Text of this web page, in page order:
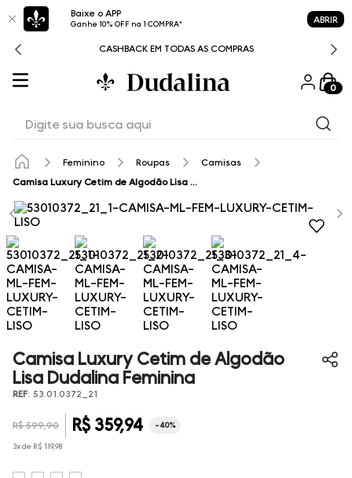
Baixe o APP
Ganhe 10% OFF na 1 COMPRA* ABRIR
CASHBACK EM TODAS AS COMPRAS
0
Feminino Roupas
Camisas
Camisa Luxury Cetim de Algodão Lisa Dudalina Feminina
Camisa Luxury Cetim de Algodão
Lisa Dudalina Feminina
REF: 53.01.0372_21
R$ 599,90 R$ 359,94 -40%
3x de R$ 119,98